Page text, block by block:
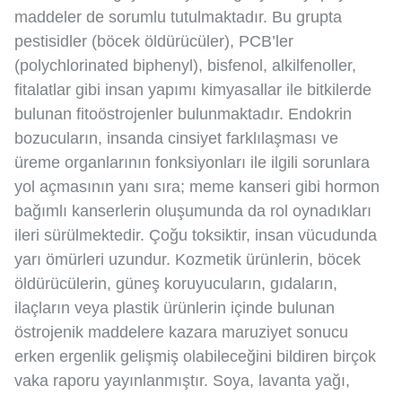
maddeler de sorumlu tutulmaktadır. Bu grupta
pestisidler (böcek öldürücüler), PCB’ler
(polychlorinated biphenyl), bisfenol, alkilfenoller,
fitalatlar gibi insan yapımı kimyasallar ile bitkilerde
bulunan fitoöstrojenler bulunmaktadır. Endokrin
bozucuların, insanda cinsiyet farklılaşması ve
üreme organlarının fonksiyonları ile ilgili sorunlara
yol açmasının yanı sıra; meme kanseri gibi hormon
bağımlı kanserlerin oluşumunda da rol oynadıkları
ileri sürülmektedir. Çoğu toksiktir, insan vücudunda
yarı ömürleri uzundur. Kozmetik ürünlerin, böcek
öldürücülerin, güneş koruyucuların, gıdaların,
ilaçların veya plastik ürünlerin içinde bulunan
östrojenik maddelere kazara maruziyet sonucu
erken ergenlik gelişmiş olabileceğini bildiren birçok
vaka raporu yayınlanmıştır. Soya, lavanta yağı,